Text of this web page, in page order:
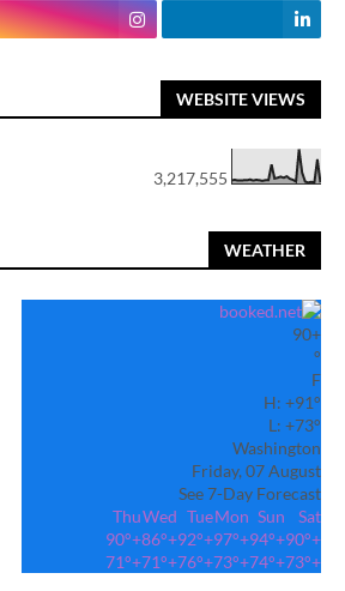
WEBSITE VIEWS
3,217,555
WEATHER
+
90
°
F
H: +91°
L: +73°
Washington
Friday, 07 August
See 7-Day Forecast
Sat
Sun
Mon
Tue
Wed
Thu
+
90°
+
94°
+
97°
+
92°
+
86°
+
90°
+
73°
+
74°
+
73°
+
76°
+
71°
+
71°